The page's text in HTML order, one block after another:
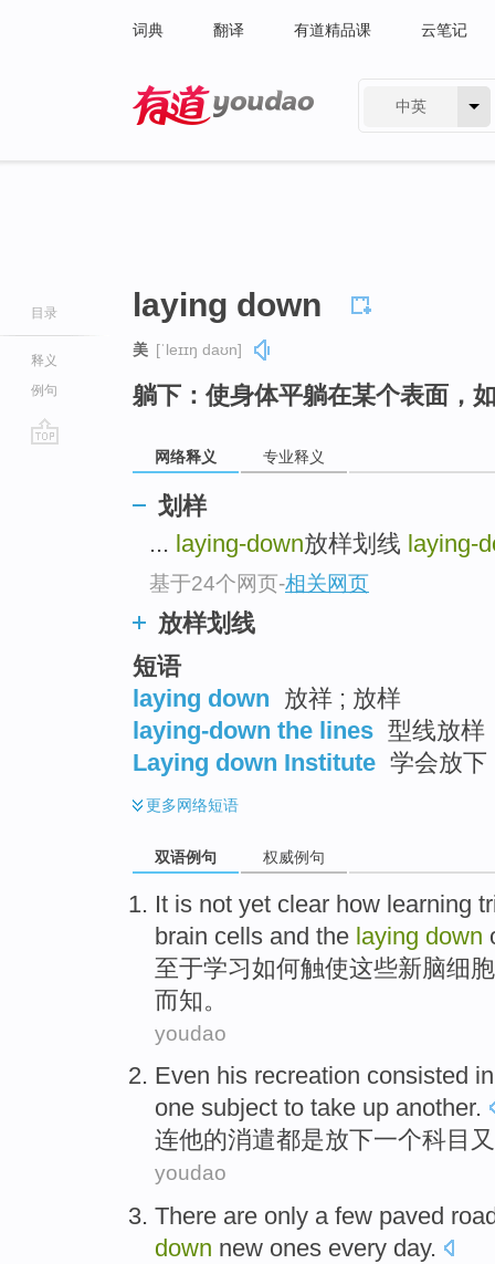
词典 翻译 有道精品课 云笔记
中英
目录
释义
例句
laying down
美 [ˈleɪɪŋ daʊn]
躺下：使身体平躺在某个表面，
网络释义 专业释义
划样
... laying-down放样划线 laying-
基于24个网页-相关网页
放样划线
短语
laying down 放祥 ; 放样
laying-down the lines 型线放样
Laying down Institute 学会放下
更多网络短语
双语例句 权威例句
It is not yet clear how learning
brain cells and the laying down
至于学习如何触使这些新脑细胞
而知。
youdao
Even his recreation consisted
one subject to take up another.
连他的消遣都是放下一个科目 又
youdao
There are only a few paved
down new ones every day.